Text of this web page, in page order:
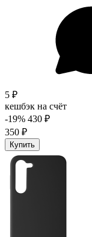
5 ₽
кешбэк на счёт
-19% 430 ₽
350 ₽
Купить